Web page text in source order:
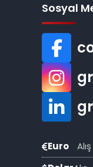
Sosyal
Euro Alış